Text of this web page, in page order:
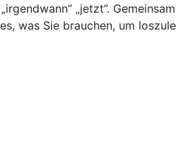
„jetzt”.
was Sie brauchen, um